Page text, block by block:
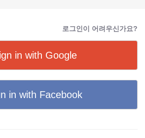
로그인이 어려우신가요?
in with Google
in with Facebook